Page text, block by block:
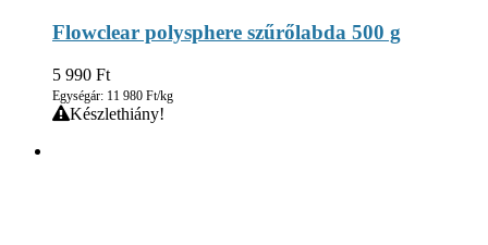
Flowclear polysphere szűrőlabda 500 g
5 990 Ft
Egységár: 11 980 Ft/kg
Készlethiány!